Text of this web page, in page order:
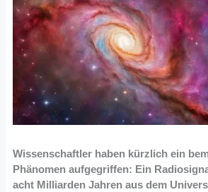
Wissenschaftler haben kürzlich ein
Phänomen aufgegriffen: Ein
acht Milliarden Jahren aus dem